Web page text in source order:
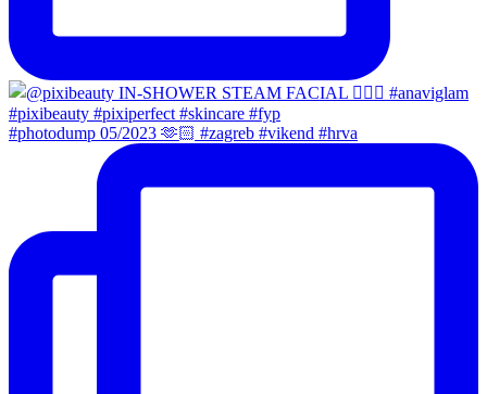
#photodump 05/2023 🫶🏻 #zagreb #vikend #hrva